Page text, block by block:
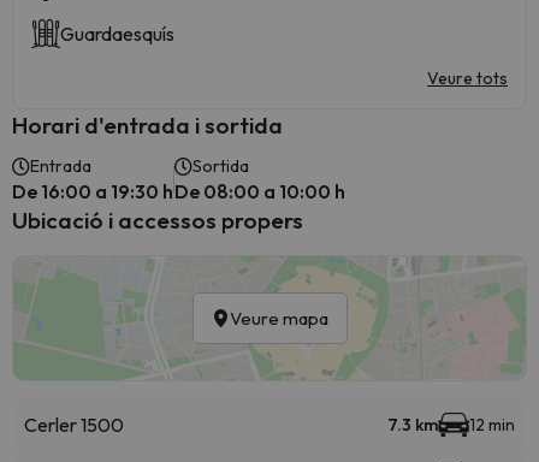
Guardaesquís
Veure tots
Horari d'entrada i sortida
Entrada
De 16:00 a 19:30 h
Sortida
De 08:00 a 10:00 h
Ubicació i accessos propers
Veure mapa
Cerler 1500 7.3 km 12 min